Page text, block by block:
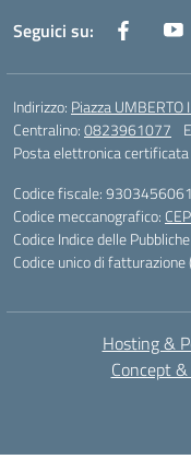
Seguici su:
Indirizzo: Piazza UMBERTO
Centralino:0823961077
Posta elettronica certificata
Codice fiscale:
Codice meccanografico:
Codice Indice delle
Codice unico di fatturazione
Hosting &
Concept